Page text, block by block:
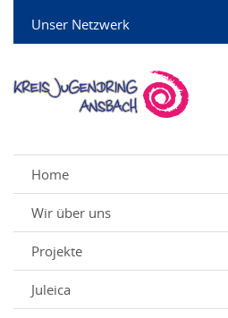
Unser Netzwerk
Home
Wir über uns
Projekte
Juleica